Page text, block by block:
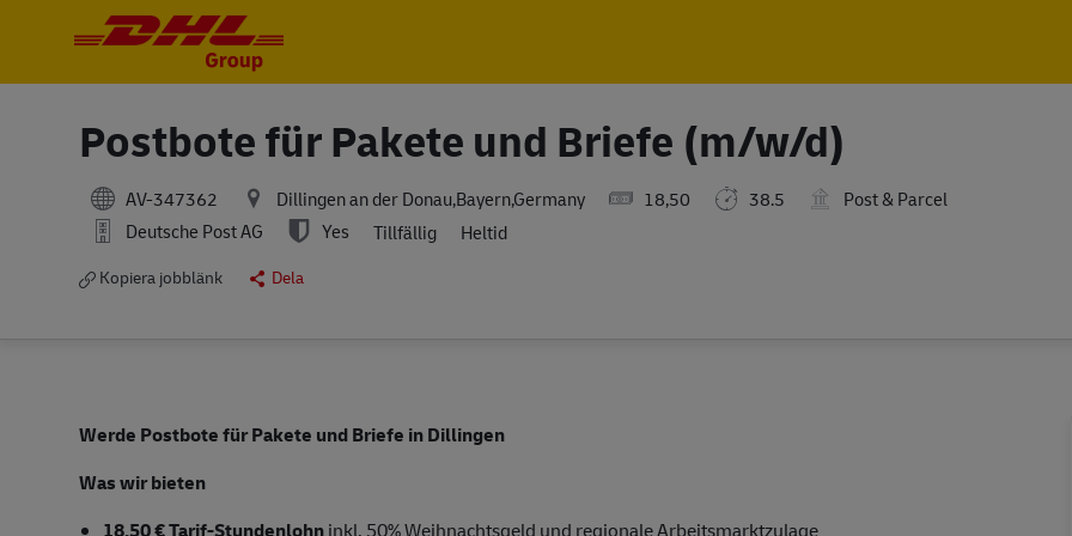
Postbote für Pakete und Briefe (m/w/d)
AV-347362 Dillingen an der Donau,Bayern,Germany 18,50 38.5
Post & Parcel
Deutsche Post AG
Yes Tillfällig Heltid
Kopiera jobblänk Dela
Werde Postbote für Pakete und Briefe in Dillingen
Was wir bieten
18,50 € Tarif-Stundenlohninkl. 50% Weihnachtsgeld und regionale Arbeitsmarktzulage